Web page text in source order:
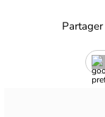
Partager